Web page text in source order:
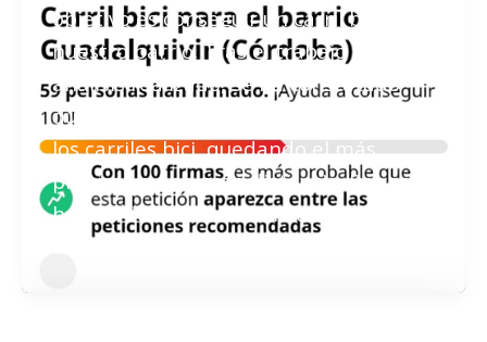
objetivo es conseguir un carril bici para
nuestro barrio. Tras el trabajo de
análisis realizado, se ha constatado
que “no aparecemos en el mapa” de
los carriles bici, quedando el más
próximo a una gran distancia. Por eso
hemos desarrollado una doble
campaña. De recogida